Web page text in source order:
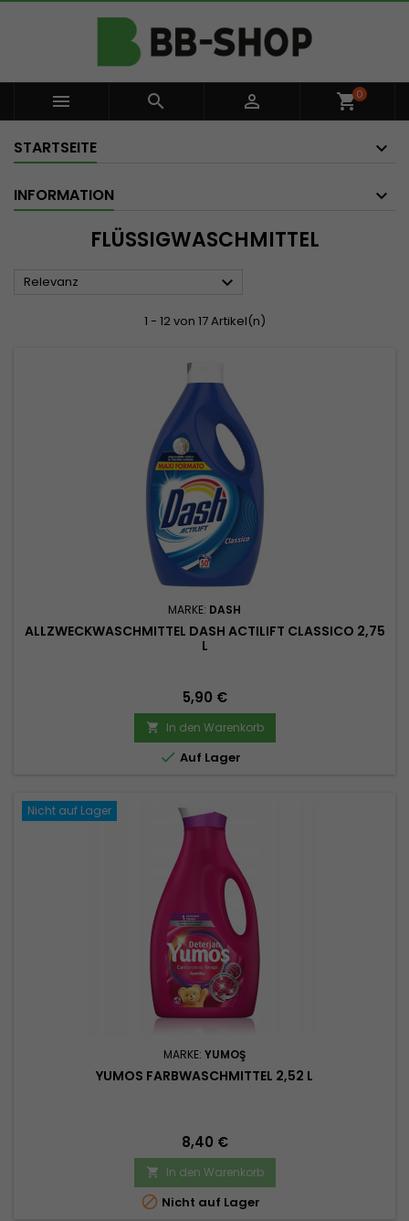
   shopping_cart0
STARTSEITE
INFORMATION
FLÜSSIGWASCHMITTEL
Relevanz 
1 - 12 von 17 Artikel(n)
MARKE: DASH
ALLZWECKWASCHMITTEL DASH ACTILIFT CLASSICO 2,75
L
Preis
5,90 €
 In den Warenkorb
 Auf Lager
Nicht auf Lager
MARKE: YUMOŞ
YUMOS FARBWASCHMITTEL 2,52 L
Preis
8,40 €
 In den Warenkorb
 Nicht auf Lager